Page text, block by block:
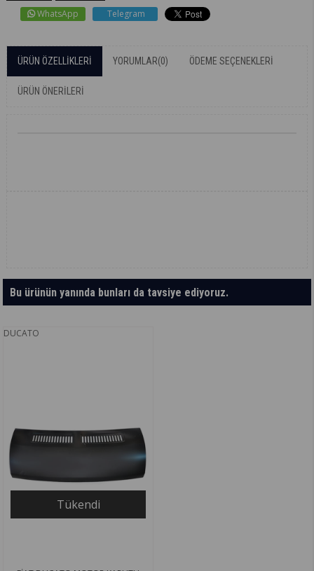
WhatsApp Telegram
ÜRÜN ÖZELLIKLERI YORUMLAR(0) ÖDEME SEÇENEKLERI
ÜRÜN ÖNERILERI
Bu ürünün yanında bunları da tavsiye ediyoruz.
DUCATO
Tükendi